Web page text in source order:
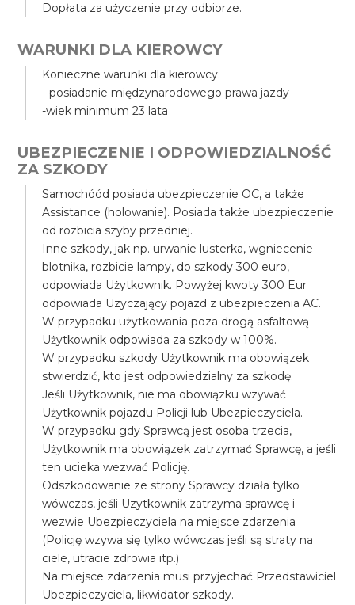
Dopłata za użyczenie przy odbiorze.
WARUNKI DLA KIEROWCY
Konieczne warunki dla kierowcy:
- posiadanie międzynarodowego prawa jazdy
-wiek minimum 23 lata
UBEZPIECZENIE I ODPOWIEDZIALNOŚĆ
ZA SZKODY
Samochóód posiada ubezpieczenie OC, a także
Assistance (holowanie). Posiada także ubezpieczenie
od rozbicia szyby przedniej.
Inne szkody, jak np. urwanie lusterka, wgniecenie
blotnika, rozbicie lampy, do szkody 300 euro,
odpowiada Użytkownik. Powyżej kwoty 300 Eur
odpowiada Uzyczający pojazd z ubezpieczenia AC.
W przypadku użytkowania poza drogą asfaltową
Użytkownik odpowiada za szkody w 100%.
W przypadku szkody Użytkownik ma obowiązek
stwierdzić, kto jest odpowiedzialny za szkodę.
Jeśli Użytkownik, nie ma obowiązku wzywać
Użytkownik pojazdu Policji lub Ubezpieczyciela.
W przypadku gdy Sprawcą jest osoba trzecia,
Użytkownik ma obowiązek zatrzymać Sprawcę, a jeśli
ten ucieka wezwać Policję.
Odszkodowanie ze strony Sprawcy działa tylko
wówczas, jeśli Uzytkownik zatrzyma sprawcę i
wezwie Ubezpieczyciela na miejsce zdarzenia
(Policję wzywa się tylko wówczas jeśli są straty na
ciele, utracie zdrowia itp.)
Na miejsce zdarzenia musi przyjechać Przedstawiciel
Ubezpieczyciela, likwidator szkody.